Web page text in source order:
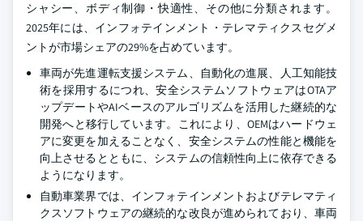
シャシー、ボディ制御・快適性、その他に分類されます。
2025年には、インフォテインメント・テレマティクスセグメ
ントが市場シェアの29%を占めています。
車両が先進運転支援システム、自動化の進展、人工知能技
術を採用するにつれ、安全システムソフトウェアはOTAア
ップデートやAIベースのアルゴリズムを活用した継続的な
開発へと移行しています。これにより、OEMはハードウェ
アに変更を加えることなく、安全システムの性能と機能を
向上させるとともに、システムの信頼性向上に依存できる
ようになります。
自動車業界では、インフォテインメントおよびテレマティ
クスソフトウェアの継続的な改良が進められており、車両